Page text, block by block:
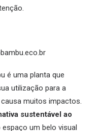
é uma planta que
utilização para a
muitos impactos.
sustentável ao
um belo visual